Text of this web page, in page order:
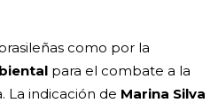
como por la
para el combate a la
La indicación de Marina Silva